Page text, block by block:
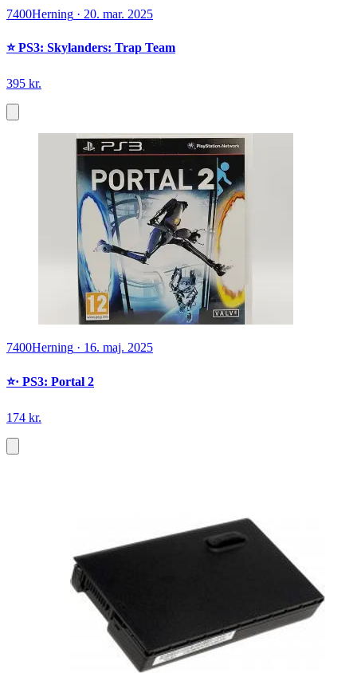
7400Herning · 20. mar. 2025
⭐️ PS3: Skylanders: Trap Team
395 kr.
7400Herning · 16. maj. 2025
⭐️· PS3: Portal 2
174 kr.